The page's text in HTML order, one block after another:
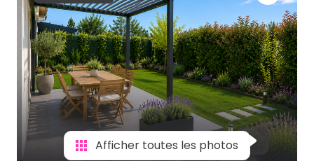
Afficher toutes les photos